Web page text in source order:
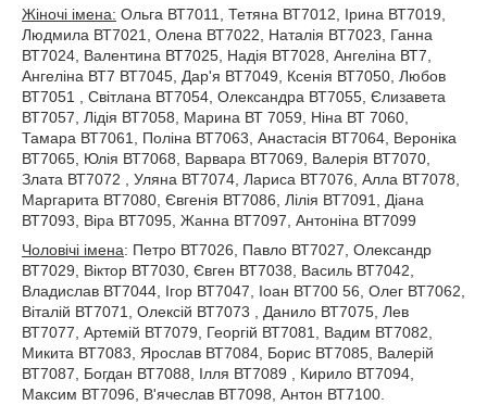
Жіночі імена: Ольга ВТ7011, Тетяна ВТ7012, Ірина ВТ7019,
Людмила ВТ7021, Олена ВТ7022, Наталія ВТ7023, Ганна
ВТ7024, Валентина ВТ7025, Надія ВТ7028, Ангеліна ВТ7,
Ангеліна ВТ7 ВТ7045, Дар'я ВТ7049, Ксенія ВТ7050, Любов
ВТ7051 , Світлана ВТ7054, Олександра ВТ7055, Єлизавета
ВТ7057, Лідія ВТ7058, Марина ВТ 7059, Ніна ВТ 7060,
Тамара ВТ7061, Поліна ВТ7063, Анастасія ВТ7064, Вероніка
ВТ7065, Юлія ВТ7068, Варвара ВТ7069, Валерія ВТ7070,
Злата ВТ7072 , Уляна ВТ7074, Лариса ВТ7076, Алла ВТ7078,
Маргарита ВТ7080, Євгенія ВТ7086, Лілія ВТ7091, Діана
ВТ7093, Віра ВТ7095, Жанна ВТ7097, Антоніна ВТ7099
Чоловічі імена: Петро ВТ7026, Павло ВТ7027, Олександр
ВТ7029, Віктор ВТ7030, Євген ВТ7038, Василь ВТ7042,
Владислав ВТ7044, Ігор ВТ7047, Іоан ВТ700 56, Олег ВТ7062,
Віталій ВТ7071, Олексій ВТ7073 , Данило ВТ7075, Лев
ВТ7077, Артемій ВТ7079, Георгій ВТ7081, Вадим ВТ7082,
Микита ВТ7083, Ярослав ВТ7084, Борис ВТ7085, Валерій
ВТ7087, Богдан ВТ7088, Ілля ВТ7089 , Кирило ВТ7094,
Максим ВТ7096, В'ячеслав ВТ7098, Антон ВТ7100.